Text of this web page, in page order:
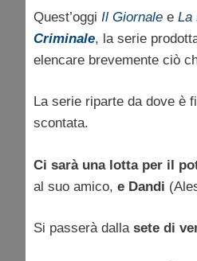
Quest’oggi Il Giornale e La
Criminale, la serie
elencare brevemente ciò
La serie riparte da dove è
scontata.
Ci sarà una lotta per il
al suo amico, e Dandi
Si passerà dalla sete di